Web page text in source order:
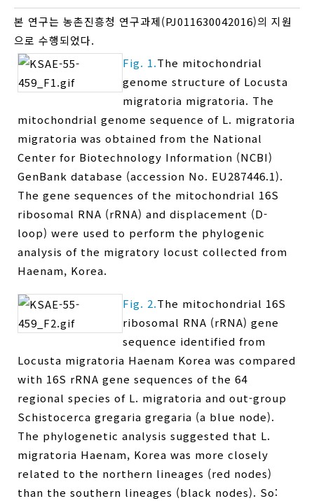
본 연구는 농촌진흥청 연구과제(PJ011630042016)의 지원
으로 수행되었다.
Fig. 1.The mitochondrial
genome structure of Locusta
migratoria migratoria. The
mitochondrial genome sequence of L. migratoria
migratoria was obtained from the National
Center for Biotechnology Information (NCBI)
GenBank database (accession No. EU287446.1).
The gene sequences of the mitochondrial 16S
ribosomal RNA (rRNA) and displacement (D-
loop) were used to perform the phylogenic
analysis of the migratory locust collected from
Haenam, Korea.
Fig. 2.The mitochondrial 16S
ribosomal RNA (rRNA) gene
sequence identified from
Locusta migratoria Haenam Korea was compared
with 16S rRNA gene sequences of the 64
regional species of L. migratoria and out-group
Schistocerca gregaria gregaria (a blue node).
The phylogenetic analysis suggested that L.
migratoria Haenam, Korea was more closely
related to the northern lineages (red nodes)
than the southern lineages (black nodes). So: